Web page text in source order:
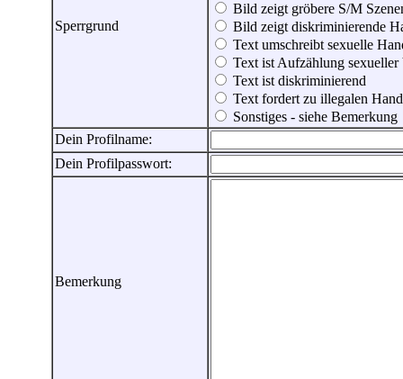
Sperrgrund
Bild zeigt gröbere S/M
Bild zeigt diskriminierende
Text umschreibt sexuelle
Text ist Aufzählung sexueller
Text ist diskriminierend
Text fordert zu illegalen
Sonstiges - siehe Bemerkung
Dein Profilname:
Dein Profilpasswort:
Bemerkung